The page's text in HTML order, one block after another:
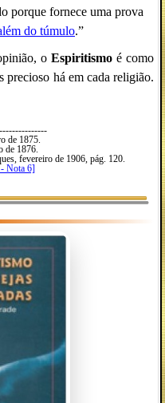
porque fornece uma prova
do túmulo.”
oEspiritismo é como
precioso há em cada religião.
de 1875.
de 1876.
fevereiro de 1906, pág. 120.
Nota 6]